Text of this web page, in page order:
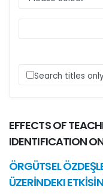
Search titles
EFFECTS OF
IDENTIFICATION
ÖRGÜTSEL
ÜZERİNDEKI